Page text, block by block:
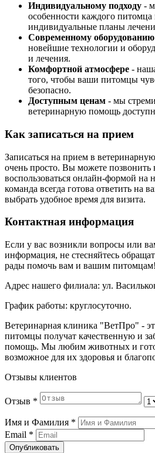
Индивидуальному подходу -
особенности каждого питомца
индивидуальные планы
Современному оборудованию
новейшие технологии и
и лечения.
Комфортной атмосфере -
того, чтобы ваши питомцы
безопасно.
Доступным ценам - мы
ветеринарную помощь
Как записаться на прием
Записаться на прием в
очень просто. Вы можете позвонить
воспользоваться онлайн-формой на
команда всегда готова ответить на
выбрать удобное время для визита.
Контактная информация
Если у вас возникли вопросы или
информация, не стесняйтесь
рады помочь вам и вашим питомцам!
Адрес нашего филиала: ул.
График работы: круглосуточно.
Ветеринарная клиника "ВетПро" -
питомцы получат качественную и
помощь. Мы любим животных и
возможное для их здоровья и
Отзывы клиентов
Отзыв *
Имя и Фамилия *
Email *
Опубликовать